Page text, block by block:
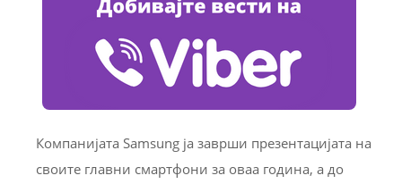
Компанијата Samsung ја заврши презентацијата на
своите главни смартфони за оваа година, а до